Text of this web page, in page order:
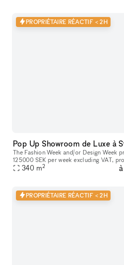
PROPRIÉTAIRE RÉACTIF < 2H
Pop Up Showroom de Luxe à
The Fashion Week and/or Design Week
125000 SEK per week excluding VAT,
for showcasing your products in a
340 m2
PROPRIÉTAIRE RÉACTIF < 2H